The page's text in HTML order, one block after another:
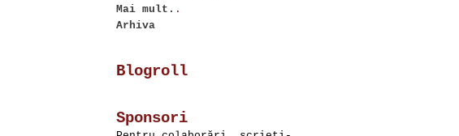
Mai mult. .
Arhiva
Blogroll
Sponsori